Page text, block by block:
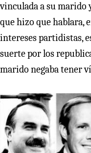
vinculada a su marido
que hizo que hablara,
intereses partidistas,
suerte por los
marido negaba tener